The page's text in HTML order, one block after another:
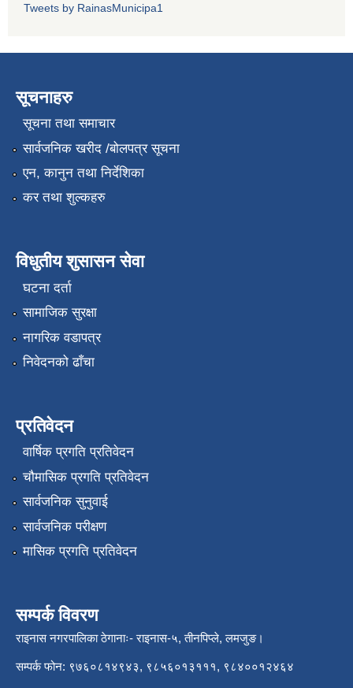
Tweets by RainasMunicipa1
सूचनाहरु
सूचना तथा समाचार
सार्वजनिक खरीद /बोलपत्र सूचना
एन, कानुन तथा निर्देशिका
कर तथा शुल्कहरु
विधुतीय शुसासन सेवा
घटना दर्ता
सामाजिक सुरक्षा
नागरिक वडापत्र
निवेदनको ढाँचा
प्रतिवेदन
वार्षिक प्रगति प्रतिवेदन
चौमासिक प्रगति प्रतिवेदन
सार्वजनिक सुनुवाई
सार्वजनिक परीक्षण
मासिक प्रगति प्रतिवेदन
सम्पर्क विवरण
राइनास नगरपालिका ठेगानाः- राइनास-५, तीनपिप्ले, लमजुङ।
सम्पर्क फोन: ९७६०८१४९४३, ९८५६०१३१११, ९८४००१२४६४